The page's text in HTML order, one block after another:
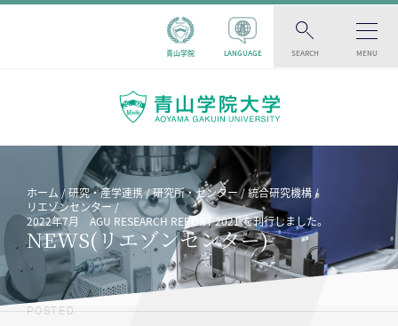
青山学院 LANGUAGE SEARCH MENU
ホーム 研究・産学連携 研究所・センター
統合研究機構
リエゾンセンター
2022年7月 AGU RESEARCH REPORT 2021 を刊行しました。
NEWS(リエゾンセンター)
POSTED